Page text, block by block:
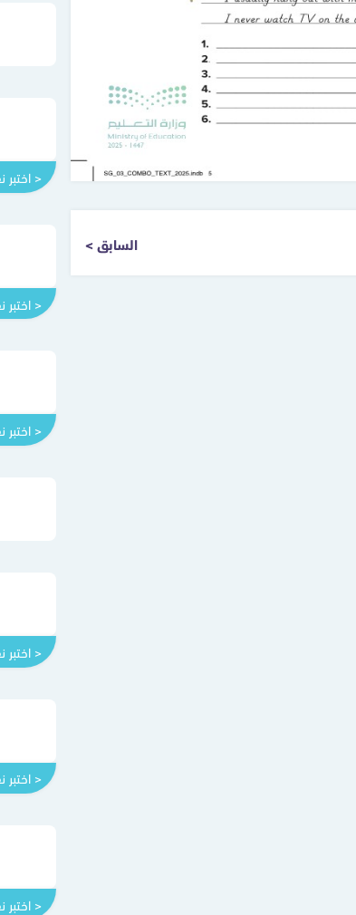
اختبر نفسك >
اختبر نفسك >
اختبر نفسك >
اختبر نفسك >
اختبر نفسك >
اختبر نفسك >
< السابق